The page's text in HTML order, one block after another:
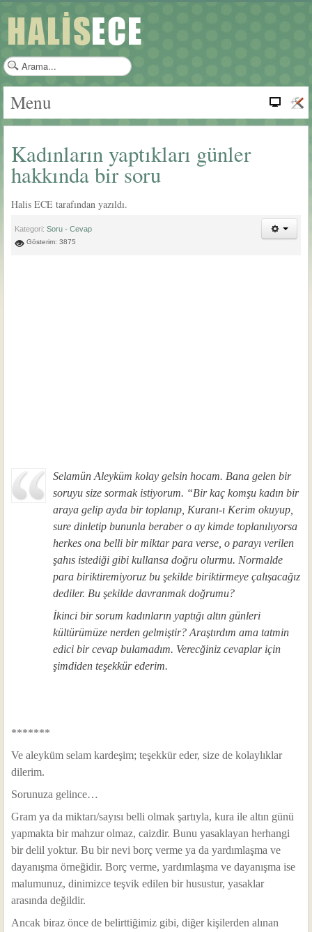
a
a
Menu
Kadınların yaptıkları günler
hakkında bir soru
Halis ECE tarafından yazıldı.
Kategori: Soru - Cevap
Gösterim: 3875
Selamün Aleyküm kolay gelsin hocam. Bana gelen bir
soruyu size sormak istiyorum. “Bir kaç komşu kadın bir
araya gelip ayda bir toplanıp, Kuranı-ı Kerim okuyup,
sure dinletip bununla beraber o ay kimde toplanılıyorsa
herkes ona belli bir miktar para verse, o parayı verilen
şahıs istediği gibi kullansa doğru olurmu. Normalde
para biriktiremiyoruz bu şekilde biriktirmeye çalışacağız
dediler. Bu şekilde davranmak doğrumu?
İkinci bir sorum kadınların yaptığı altın günleri
kültürümüze nerden gelmiştir? Araştırdım ama tatmin
edici bir cevap bulamadım. Verecğiniz cevaplar için
şimdiden teşekkür ederim.
*******
Ve aleyküm selam kardeşim; teşekkür eder, size de kolaylıklar
dilerim.
Sorunuza gelince…
Gram ya da miktarı/sayısı belli olmak şartıyla, kura ile altın günü
yapmakta bir mahzur olmaz, caizdir. Bunu yasaklayan herhangi
bir delil yoktur. Bu bir nevi borç verme ya da yardımlaşma ve
dayanışma örneğidir. Borç verme, yardımlaşma ve dayanışma ise
malumunuz, dinimizce teşvik edilen bir husustur, yasaklar
arasında değildir.
Ancak biraz önce de belirttiğimiz gibi, diğer kişilerden alınan